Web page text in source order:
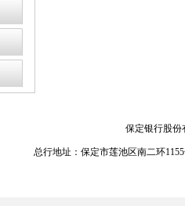
保定银行股
总行地址：保定市莲池区南二环